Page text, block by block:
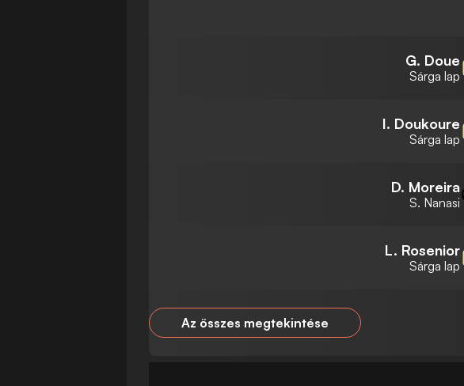
G. Doue
Sárga lap
I. Doukoure
Sárga lap
D. Moreira
S. Nanasi
L. Rosenior
Sárga lap
Az összes megtekintése